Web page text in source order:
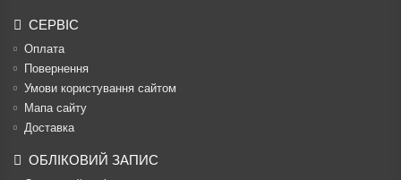
СЕРВІС
Оплата
Повернення
Умови користування сайтом
Мапа сайту
Доставка
ОБЛІКОВИЙ ЗАПИС